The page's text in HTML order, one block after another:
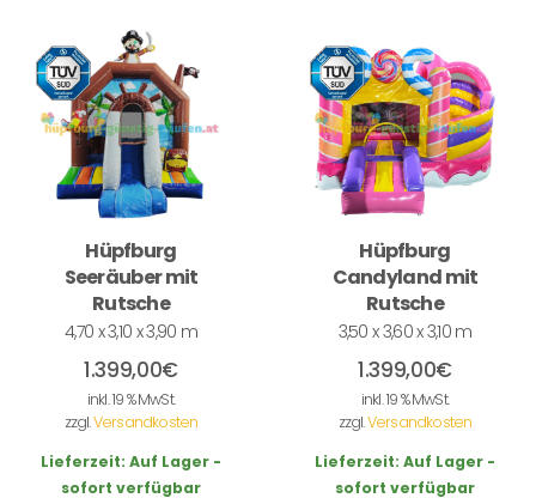
Hüpfburg
Seeräuber mit
Rutsche
4,70 x 3,10 x 3,90 m
1.399,00€
inkl. 19 % MwSt.
zzgl.Versandkosten
Lieferzeit: Auf Lager -
sofort verfügbar
Hüpfburg
Candyland mit
Rutsche
3,50 x 3,60 x 3,10 m
1.399,00€
inkl. 19 % MwSt.
zzgl.Versandkosten
Lieferzeit: Auf Lager -
sofort verfügbar